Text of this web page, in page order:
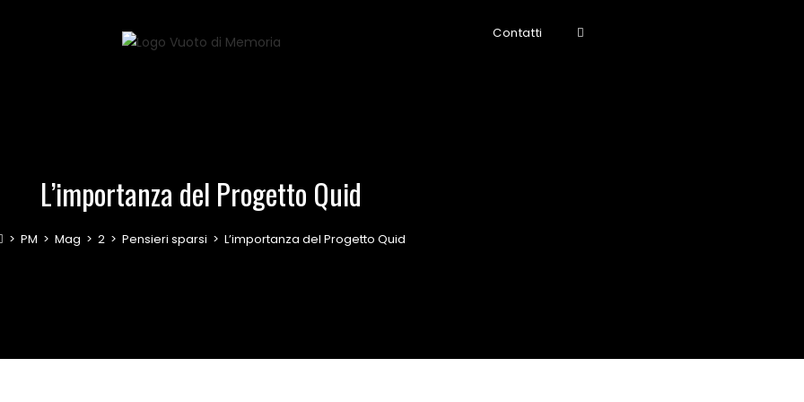
Contatti
L’importanza del Progetto Quid
> PM > Mag > 2 > Pensieri sparsi > L’importanza del Progetto Quid